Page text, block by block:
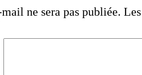
ne sera pas publiée.